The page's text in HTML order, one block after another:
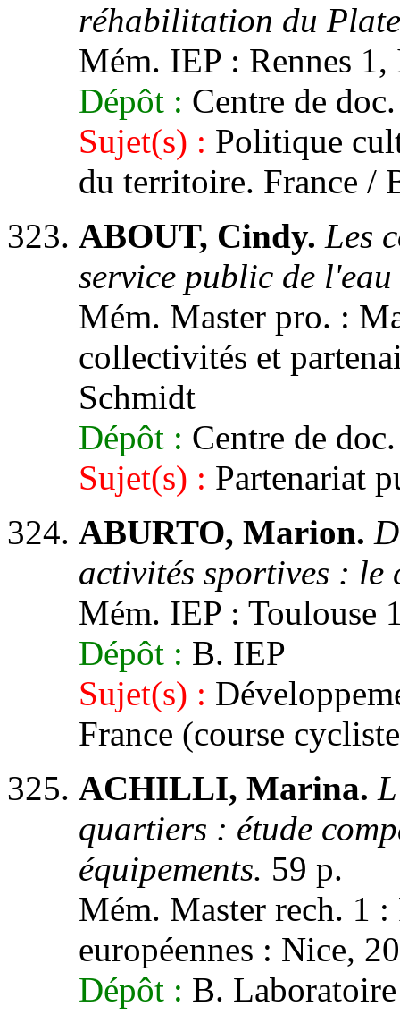
réhabilitation du
Mém. IEP : Rennes
Dépôt : Centre de
Sujet(s) : Politique
du territoire. France /
ABOUT, Cindy. Les
service public de
Mém. Master pro. :
collectivités et
Schmidt
Dépôt : Centre de doc.
Sujet(s) : Partenariat
ABURTO, Marion.
activités sportives : le
Mém. IEP : Toulouse
Dépôt : B. IEP
Sujet(s) :
France (course
ACHILLI, Marina.
quartiers : étude
équipements. 59 p.
Mém. Master rech. 1
européennes : Nice,
Dépôt : B.